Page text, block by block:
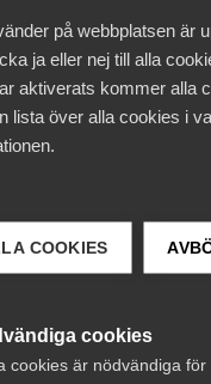
på webbplatsen är
ja eller nej till alla
aktiverats kommer alla
lista över alla cookies i
COOKIES
cookies
cookies är nödvändiga
med